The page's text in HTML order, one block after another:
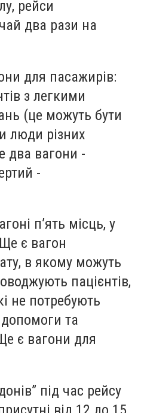
рейси
два рази на
для пасажирів:
з легкими
(це можуть бути
люди різних
два вагони -
-
пʼять місць, у
є вагон
в якому можуть
пацієнтів,
не потребують
та
є вагони для
під час рейсу